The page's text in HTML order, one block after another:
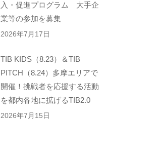
入・促進プログラム 大手企
業等の参加を募集
2026年7月17日
TIB KIDS（8.23）＆TIB
PITCH（8.24）多摩エリアで
開催！挑戦者を応援する活動
を都内各地に拡げるTIB2.0
2026年7月15日